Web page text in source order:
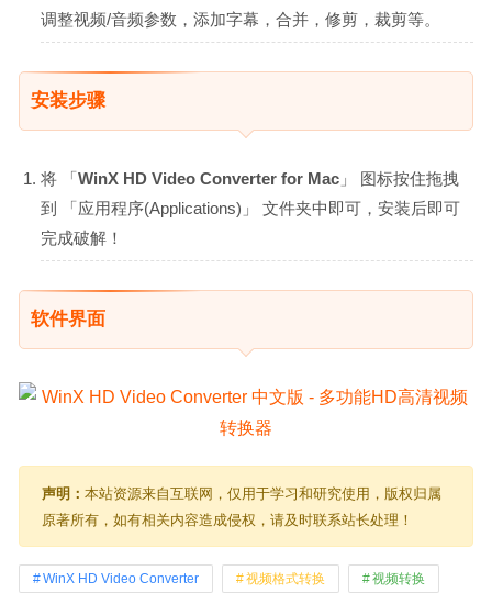
调整视频/音频参数，添加字幕，合并，修剪，裁剪等。
安装步骤
将 「WinX HD Video Converter for Mac 」 图标按住拖拽
到 「应用程序(Applications)」 文件夹中即可，安装后即可
完成破解！
软件界面
声明： 本站资源来自互联网，仅用于学习和研究使用，版权归属
原著所有，如有相关内容造成侵权，请及时联系站长处理！
WinX HD Video Converter 视频格式转换 视频转换